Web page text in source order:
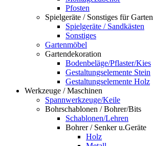
Pfosten
Spielgeräte / Sonstiges für Garten
Spielgeräte / Sandkästen
Sonstiges
Gartenmöbel
Gartendekoration
Bodenbeläge/Pflaster/Kies
Gestaltungselemente Stein
Gestaltungselemente Holz
Werkzeuge / Maschinen
Spannwerkzeuge/Keile
Bohrschablonen / Bohrer/Bits
Schablonen/Lehren
Bohrer / Senker u.Geräte
Holz